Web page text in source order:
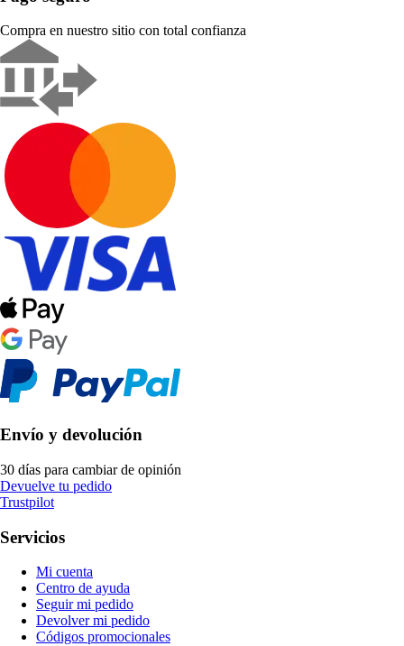
Compra en nuestro sitio con total confianza
Envío y devolución
30 días para cambiar de opinión
Devuelve tu pedido
Trustpilot
Servicios
Mi cuenta
Centro de ayuda
Seguir mi pedido
Devolver mi pedido
Códigos promocionales